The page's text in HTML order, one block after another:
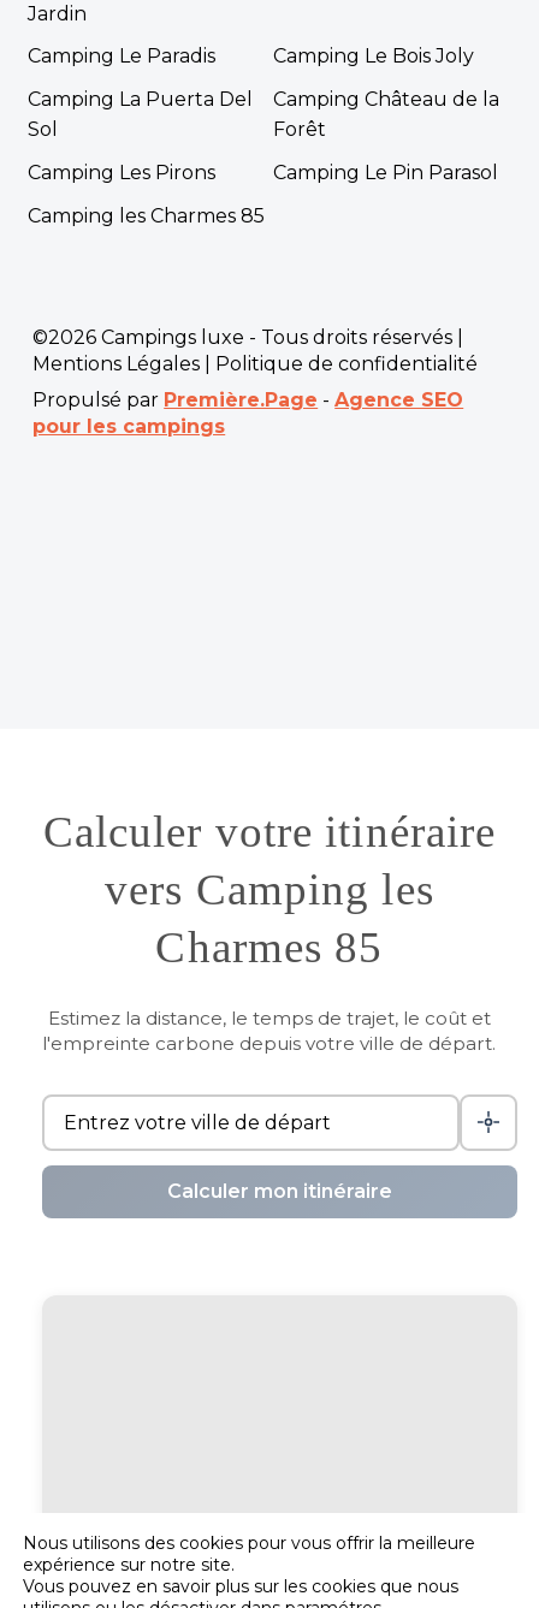
Jardin
Camping Le Paradis
Camping Le Bois Joly
Camping La Puerta Del
Sol
Camping Château de la
Forêt
Camping Les Pirons
Camping Le Pin Parasol
Camping les Charmes 85
©2026 Campings luxe - Tous droits réservés |
Mentions Légales
Politique de confidentialité
Propulsé par Première.Page -Agence SEO
pour les campings
Calculer votre itinéraire
vers Camping les
Charmes 85
Estimez la distance, le temps de trajet, le coût et
l'empreinte carbone depuis votre ville de départ.
Calculer mon itinéraire
Nous utilisons des cookies pour vous offrir la meilleure
expérience sur notre site.
Vous pouvez en savoir plus sur les cookies que nous